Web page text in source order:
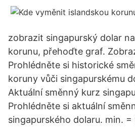
zobrazit singapurský dolar
korunu, přehoďte graf.
Prohlédněte si historické
koruny vůči singapurskému
Aktuální směnný kurz
Prohlédněte si aktuální
singapurského dolaru. min. =